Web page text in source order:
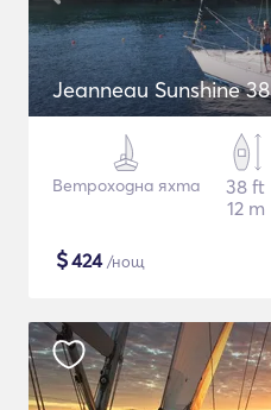
Jeanneau Sunshine 38
Ветроходна яхта
38 ft
12 m
$424/нощ